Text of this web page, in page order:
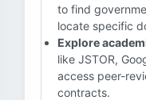
to find
locate specific
Explore
like JSTOR,
access peer-
contracts.